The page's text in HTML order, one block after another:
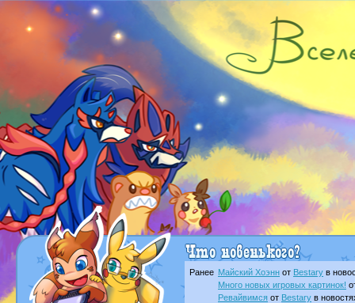
Ранее Майский Хоэнн от Bestary в
Много новых игровых картинок!
Ревайвимся от Bestary в